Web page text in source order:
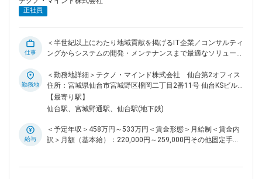
正社員
仕事
＜半世紀以上にわたり地域貢献を掲げるIT企業／コンサルティ
ングからシステムの開発・メンテナンスまで最適なソリューシ
福祉施設向けシステム提案営業／IT機器販売営業をお任せしま
す。 ■業務詳細： ◇介護施設、福祉施設のお客様に対し、業務
効率化やサービス向上に繋がるシステム提案・営業活動を行い
ます。 ◇顧客ニーズをヒアリングし、最適なシステムやIT機器
め、施設の課題解決に貢献するソリューションを提供します。
◇顧客との信頼関係を構築し、長期的なパートナーシップを築
テンツを提供。 ◇部内勉強会：経験豊富な社員による指導や、
勤務地
＜勤務地詳細＞テクノ・マインド株式会社 仙台第2オフィス
住所：宮城県仙台市宮城野区榴岡二丁目2番11号 仙台KSビル
勤務地最寄駅：各線／仙台駅受動喫煙対策：その他（敷地内禁
煙（屋外喫煙可能場所あり））変更の範囲：会社の定める事業
【最寄り駅】
仙台駅、宮城野通駅、仙台駅(地下鉄)
給与
＜予定年収＞458万円～533万円＜賃金形態＞月給制＜賃金内
訳＞月額（基本給）：220,000円～259,000円その他固定手当/